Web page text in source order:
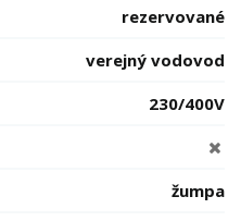
rezervované
verejný vodovod
230/400V
žumpa